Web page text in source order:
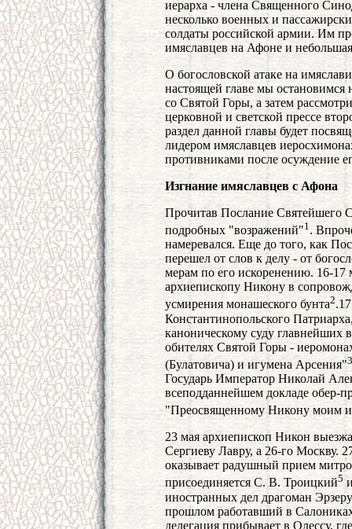
иерарха - члена Священного
несколько военных и
солдаты российской армии. Им
имяславцев на Афоне и
О богословской атаке на
настоящей главе мы остановимся
со Святой Горы, а затем
церковной и светской прессе
раздел данной главы будет
лидером имяславцев
противниками после осуждение
Изгнание имяславцев с Афона
Прочитав Послание Святейшего
подробных "возражений"1 .
намеревался. Еще до того, как
перешел от слов к делу - от
мерам по его искоренению. 16-
архиепископу Никону в
усмирения монашеского бунта2
Константинопольского
каноническому суду главнейших
обителях Святой Горы -
(Булатовича) и игумена Арсения"3
Государь Император Николай
всеподданнейшем докладе обер-
"Преосвященному Никону моим
23 мая архиепископ Никон
Сергиеву Лавру, а 26-го Москву.
оказывает радушный прием
присоединяется С. В. Троицкий5
иностранных дел драгоман
прошлом работавший в
делегация прибывает в Одессу,